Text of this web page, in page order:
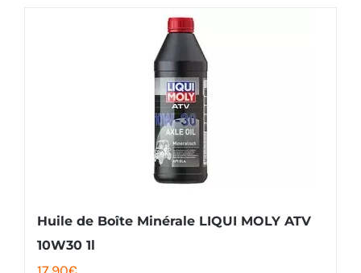
Huile de Boîte Minérale LIQUI MOLY ATV
10W30 1l
17,90€